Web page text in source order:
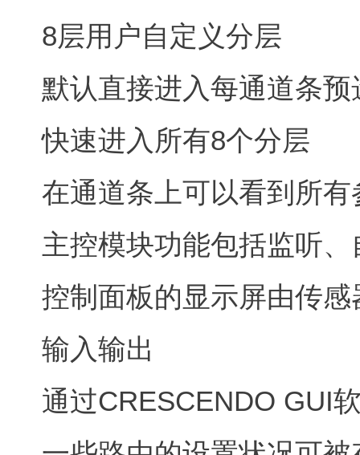
8层用户自定义分层
默认直接进入每通道条
快速进入所有8个分层
在通道条上可以看到所
主控模块功能包括监听
控制面板的显示屏由传感
输入输出
通过CRESCENDO GUI